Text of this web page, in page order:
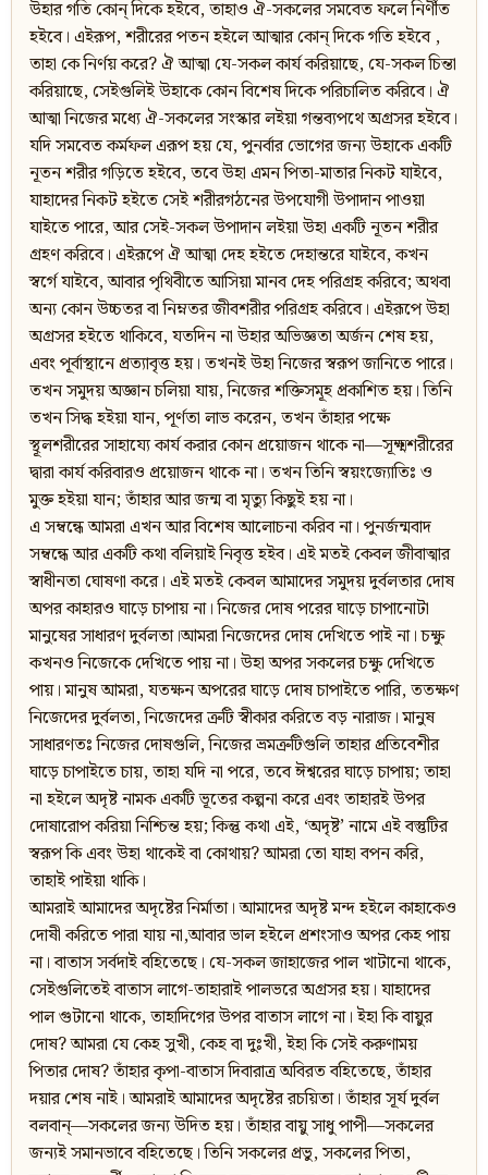
উহার গতি কোন‍্ দিকে হইবে, তাহাও ঐ-সকলের সমবেত ফলে নির্ণীত
হইবে। এইরূপ, শরীরের পতন হইলে আত্মার কোন‍্ দিকে গতি হইবে ,
তাহা কে নির্ণয় করে? ঐ আত্মা যে-সকল কার্য করিয়াছে, যে-সকল চিন্তা
করিয়াছে, সেইগুলিই উহাকে কোন বিশেষ দিকে পরিচালিত করিবে। ঐ
আত্মা নিজের মধ্যে ঐ-সকলের সংস্কার লইয়া গন্তব্যপথে অগ্রসর হইবে।
যদি সমবেত কর্মফল এরূপ হয় যে, পুনর্বার ভোগের জন্য উহাকে একটি
নূতন শরীর গড়িতে হইবে, তবে উহা এমন পিতা-মাতার নিকট যাইবে,
যাহাদের নিকট হইতে সেই শরীরগঠনের উপযোগী উপাদান পাওয়া
যাইতে পারে, আর সেই-সকল উপাদান লইয়া উহা একটি নূতন শরীর
গ্রহণ করিবে। এইরূপে ঐ আত্মা দেহ হইতে দেহান্তরে যাইবে, কখন
স্বর্গে যাইবে, আবার পৃথিবীতে আসিয়া মানব দেহ পরিগ্রহ করিবে; অথবা
অন্য কোন উচ্চতর বা নিম্নতর জীবশরীর পরিগ্রহ করিবে। এইরূপে উহা
অগ্রসর হইতে থাকিবে, যতদিন না উহার অভিজ্ঞতা অর্জন শেষ হয়,
এবং পূর্বাস্থানে প্রত্যাবৃত্ত হয়। তখনই উহা নিজের স্বরূপ জানিতে পারে।
তখন সমুদয় অজ্ঞান চলিয়া যায়, নিজের শক্তিসমূহ প্রকাশিত হয়। তিনি
তখন সিদ্ধ হইয়া যান, পূর্ণতা লাভ করেন, তখন তাঁহার পক্ষে
স্থূলশরীরের সাহায্যে কার্য করার কোন প্রয়োজন থাকে না—সূক্ষ্মশরীরের
দ্বারা কার্য করিবারও প্রয়োজন থাকে না। তখন তিনি স্বয়ংজ্যোতিঃ ও
মুক্ত হইয়া যান; তাঁহার আর জন্ম বা মৃত্যু কিছুই হয় না।
এ সম্বন্ধে আমরা এখন আর বিশেষ আলোচনা করিব না। পুনর্জন্মবাদ
সম্বন্ধে আর একটি কথা বলিয়াই নিবৃত্ত হইব। এই মতই কেবল জীবাত্মার
স্বাধীনতা ঘোষণা করে। এই মতই কেবল আমাদের সমুদয় দুর্বলতার দোষ
অপর কাহারও ঘাড়ে চাপায় না। নিজের দোষ পরের ঘাড়ে চাপানোটা
মানুষের সাধারণ দুর্বলতা।আমরা নিজেদের দোষ দেখিতে পাই না। চক্ষু
কখনও নিজেকে দেখিতে পায় না। উহা অপর সকলের চক্ষু দেখিতে
পায়। মানুষ আমরা, যতক্ষন অপরের ঘাড়ে দোষ চাপাইতে পারি, ততক্ষণ
নিজেদের দুর্বলতা, নিজেদের ত্রুটি স্বীকার করিতে বড় নারাজ। মানুষ
সাধারণতঃ নিজের দোষগুলি, নিজের ভ্রমত্রুটিগুলি তাহার প্রতিবেশীর
ঘাড়ে চাপাইতে চায়, তাহা যদি না পরে, তবে ঈশ্বরের ঘাড়ে চাপায়; তাহা
না হইলে অদৃষ্ট নামক একটি ভূতের কল্পনা করে এবং তাহারই উপর
দোষারোপ করিয়া নিশ্চিন্ত হয়; কিন্তু কথা এই, ‘অদৃষ্ট’ নামে এই বস্তুটির
স্বরূপ কি এবং উহা থাকেই বা কোথায়? আমরা তো যাহা বপন করি,
তাহাই পাইয়া থাকি।
আমরাই আমাদের অদৃষ্টের নির্মাতা। আমাদের অদৃষ্ট মন্দ হইলে কাহাকেও
দোষী করিতে পারা যায় না,আবার ভাল হইলে প্রশংসাও অপর কেহ পায়
না। বাতাস সর্বদাই বহিতেছে। যে-সকল জাহাজের পাল খাটানো থাকে,
সেইগুলিতেই বাতাস লাগে-তাহারাই পালভরে অগ্রসর হয়। যাহাদের
পাল গুটানো থাকে, তাহাদিগের উপর বাতাস লাগে না। ইহা কি বায়ুর
দোষ? আমরা যে কেহ সুখী, কেহ বা দুঃখী, ইহা কি সেই করুণাময়
পিতার দোষ? তাঁহার কৃপা-বাতাস দিবারাত্র অবিরত বহিতেছে, তাঁহার
দয়ার শেষ নাই। আমরাই আমাদের অদৃষ্টের রচয়িতা। তাঁহার সূর্য দুর্বল
বলবান‍্—সকলের জন্য উদিত হয়। তাঁহার বায়ু সাধু পাপী—সকলের
জন্যই সমানভাবে বহিতেছে। তিনি সকলের প্রভু, সকলের পিতা,